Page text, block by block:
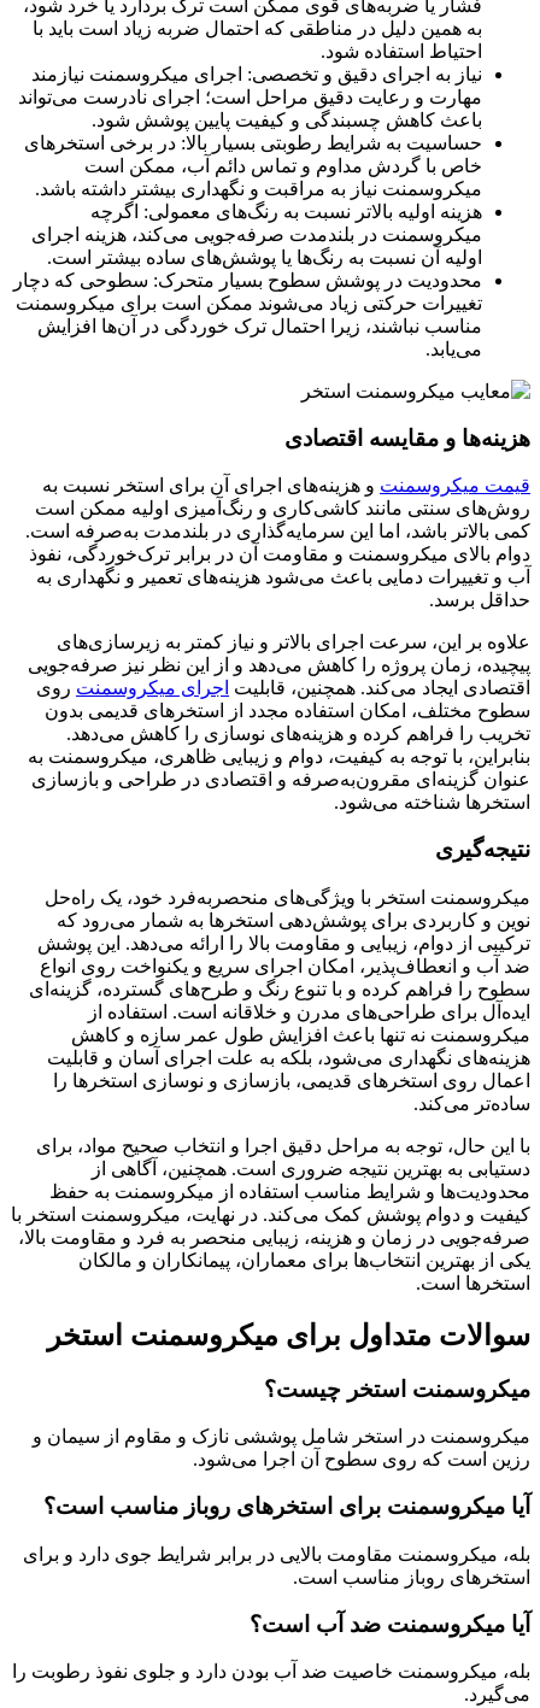
فشار یا ضربه‌های قوی ممکن است ترک بردارد یا خرد شود،
به همین دلیل در مناطقی که احتمال ضربه زیاد است باید با
احتیاط استفاده شود.
نیاز به اجرای دقیق و تخصصی: اجرای میکروسمنت نیازمند
مهارت و رعایت دقیق مراحل است؛ اجرای نادرست می‌تواند
باعث کاهش چسبندگی و کیفیت پایین پوشش شود.
حساسیت به شرایط رطوبتی بسیار بالا: در برخی استخرهای
خاص با گردش مداوم و تماس دائم آب، ممکن است
میکروسمنت نیاز به مراقبت و نگهداری بیشتر داشته باشد.
هزینه اولیه بالاتر نسبت به رنگ‌های معمولی: اگرچه
میکروسمنت در بلندمدت صرفه‌جویی می‌کند، هزینه اجرای
اولیه آن نسبت به رنگ‌ها یا پوشش‌های ساده بیشتر است.
محدودیت در پوشش سطوح بسیار متحرک: سطوحی که دچار
تغییرات حرکتی زیاد می‌شوند ممکن است برای میکروسمنت
مناسب نباشند، زیرا احتمال ترک خوردگی در آن‌ها افزایش
می‌یابد.
هزینه‌ها و مقایسه اقتصادی
قیمت میکروسمنت و هزینه‌های اجرای آن برای استخر نسبت به
روش‌های سنتی مانند کاشی‌کاری و رنگ‌آمیزی اولیه ممکن است
کمی بالاتر باشد، اما این سرمایه‌گذاری در بلندمدت به‌صرفه است.
دوام بالای میکروسمنت و مقاومت آن در برابر ترک‌خوردگی، نفوذ
آب و تغییرات دمایی باعث می‌شود هزینه‌های تعمیر و نگهداری به
حداقل برسد.
علاوه بر این، سرعت اجرای بالاتر و نیاز کمتر به زیرسازی‌های
پیچیده، زمان پروژه را کاهش می‌دهد و از این نظر نیز صرفه‌جویی
اقتصادی ایجاد می‌کند. همچنین، قابلیت اجرای میکروسمنت روی
سطوح مختلف، امکان استفاده مجدد از استخرهای قدیمی بدون
تخریب را فراهم کرده و هزینه‌های نوسازی را کاهش می‌دهد.
بنابراین، با توجه به کیفیت، دوام و زیبایی ظاهری، میکروسمنت به
عنوان گزینه‌ای مقرون‌به‌صرفه و اقتصادی در طراحی و بازسازی
استخرها شناخته می‌شود.
نتیجه‌گیری
میکروسمنت استخر با ویژگی‌های منحصربه‌فرد خود، یک راه‌حل
نوین و کاربردی برای پوشش‌دهی استخرها به شمار می‌رود که
ترکیبی از دوام، زیبایی و مقاومت بالا را ارائه می‌دهد. این پوشش
ضد آب و انعطاف‌پذیر، امکان اجرای سریع و یکنواخت روی انواع
سطوح را فراهم کرده و با تنوع رنگ و طرح‌های گسترده، گزینه‌ای
ایده‌آل برای طراحی‌های مدرن و خلاقانه است. استفاده از
میکروسمنت نه تنها باعث افزایش طول عمر سازه و کاهش
هزینه‌های نگهداری می‌شود، بلکه به علت اجرای آسان و قابلیت
اعمال روی استخرهای قدیمی، بازسازی و نوسازی استخرها را
ساده‌تر می‌کند.
با این حال، توجه به مراحل دقیق اجرا و انتخاب صحیح مواد، برای
دستیابی به بهترین نتیجه ضروری است. همچنین، آگاهی از
محدودیت‌ها و شرایط مناسب استفاده از میکروسمنت به حفظ
کیفیت و دوام پوشش کمک می‌کند. در نهایت، میکروسمنت استخر با
صرفه‌جویی در زمان و هزینه، زیبایی منحصر به فرد و مقاومت بالا،
یکی از بهترین انتخاب‌ها برای معماران، پیمانکاران و مالکان
استخرها است.
سوالات متداول برای میکروسمنت استخر
میکروسمنت استخر چیست؟
میکروسمنت در استخر شامل پوششی نازک و مقاوم از سیمان و
رزین است که روی سطوح آن اجرا می‌شود.
آیا میکروسمنت برای استخرهای روباز مناسب است؟
بله، میکروسمنت مقاومت بالایی در برابر شرایط جوی دارد و برای
استخرهای روباز مناسب است.
آیا میکروسمنت ضد آب است؟
بله، میکروسمنت خاصیت ضد آب بودن دارد و جلوی نفوذ رطوبت را
می‌گیرد.